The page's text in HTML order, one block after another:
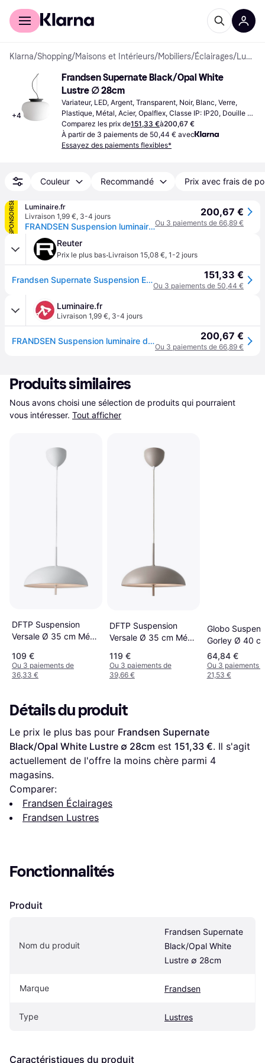
Acheter avec Klarna
Klarna/Shopping/Maisons et Intérieurs/Mobiliers/Éclairages/ Lustres
+4
Frandsen Supernate Black/Opal White
Lustre ∅ 28cm
Variateur, LED, Argent, Transparent, Noir, Blanc, Verre,
Plastique, Métal, Acier, Opalflex, Classe IP: IP20, Douille de
Lampe: E27
Comparez les prix de151,33 €à200,67 €
À partir de 3 paiements de 50,44 € avec
Essayez des paiements flexibles*
Couleur Recommandé Prix avec frais de
SPONSORISÉ
Luminaire.fr
Livraison 1,99 €, 3-4 jours
FRANDSEN Suspension luminaire design Supernate, dimmable, blanc, Salon / Salle à manger, Verre, Design, Suspension
200,67 €
Ou 3 paiements de 66,89 €
Reuter
Prix le plus bas·Livraison 15,08 €, 1-2 jours
Frandsen Supernate Suspension E27, 135886, 151,33 €
Ou 3 paiements de 50,44 €
Luminaire.fr
Livraison 1,99 €, 3-4 jours
FRANDSEN Suspension luminaire design Supernate, dimmable, blanc, Salon / Salle à manger, Verre, Design, Suspension 200,67 €
Ou 3 paiements de 66,89 €
Produits similaires
Nous avons choisi une sélection de produits qui pourraient
vous intéresser. Tout afficher
DFTP Suspension
Versale Ø 35 cm Métal
109 €
Ou 3 paiements de
36,33 €
DFTP Suspension
Versale Ø 35 cm Métal
Lustre ∅ 35cm
119 €
Ou 3 paiements de
39,66 €
Globo
Gorley Ø 40
Fumé Verre
64,84 €
Ou 3 paiements
21,53 €
Détails du produit
Le prix le plus bas pour Frandsen Supernate
Black/Opal White Lustre ∅ 28cm est 151,33 €. Il s'agit
actuellement de l'offre la moins chère parmi 4
magasins.
Comparer:
Frandsen Éclairages
Frandsen Lustres
Fonctionnalités
Produit
Nom du produit
Frandsen Supernate
Black/Opal White
Lustre ∅ 28cm
Marque Frandsen
Type Lustres
Caractéristiques du produit